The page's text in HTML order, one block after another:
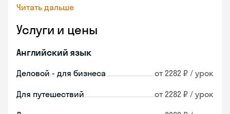
Читать дальше
Услуги и цены
Английский язык
Деловой - для бизнеса от 2282 ₽ / урок
Для путешествий от 2282 ₽ / урок